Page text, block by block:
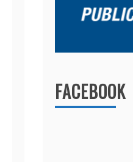
FACEBOOK